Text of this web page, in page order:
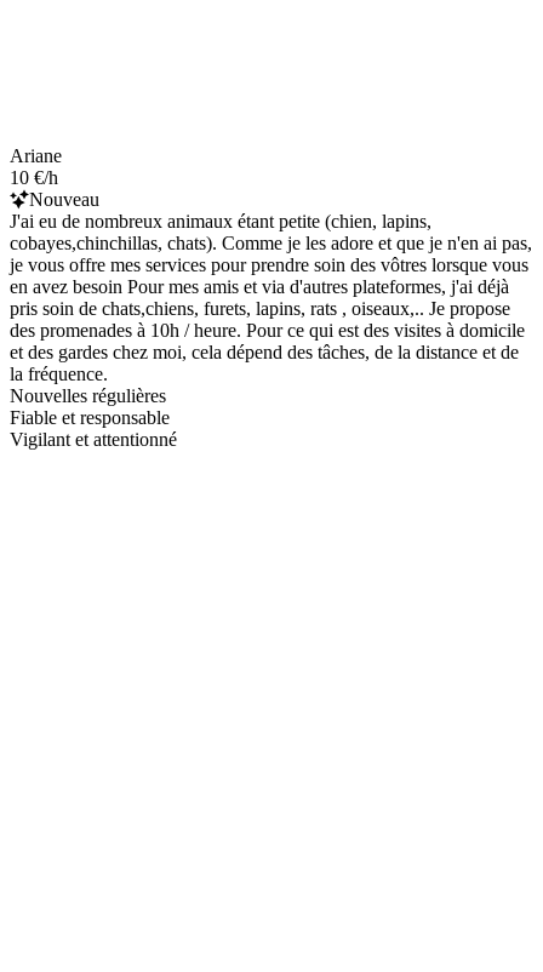
Ariane
10 €/h
Nouveau
J'ai eu de nombreux animaux étant petite (chien, lapins,
cobayes,chinchillas, chats). Comme je les adore et que je n'en ai pas,
je vous offre mes services pour prendre soin des vôtres lorsque vous
en avez besoin Pour mes amis et via d'autres plateformes, j'ai déjà
pris soin de chats,chiens, furets, lapins, rats , oiseaux,.. Je propose
des promenades à 10h / heure. Pour ce qui est des visites à domicile
et des gardes chez moi, cela dépend des tâches, de la distance et de
la fréquence.
Nouvelles régulières
Fiable et responsable
Vigilant et attentionné